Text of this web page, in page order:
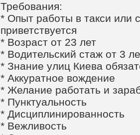
Требования:
* Опыт работы в такси или
приветствуется
* Возраст от 23 лет
* Водительский стаж от 3
* Знание улиц Киева
* Аккуратное вождение
* Желание работать и
* Пунктуальность
* Дисциплинированность
* Вежливость